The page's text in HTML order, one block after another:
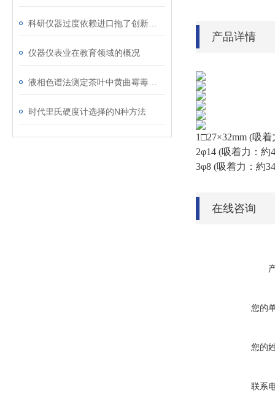
仪器仪表业在教育领域的概况
时代里氏硬度计选择的N种方法
产品详情
1□27×32mm (吸
2φ14 (吸着力：約
3φ8 (吸着力：約
在线咨询
您的
您的
联系